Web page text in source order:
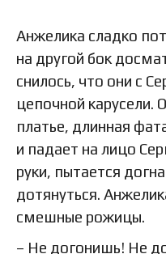
Анжелика сладко
на другой бок
снилось, что они с
цепочной карусели.
платье, длинная
и падает на лицо
руки, пытается
дотянуться.
смешные рожицы.
– Не догонишь! Не